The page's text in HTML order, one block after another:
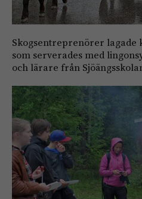
Skogsentreprenörer
som serverades med
och lärare från